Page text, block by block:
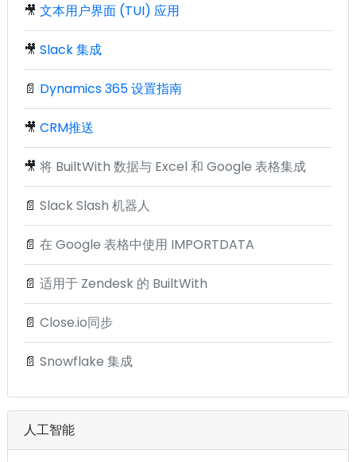
🎥 文本用户界面 (TUI) 应用
🎥 Slack 集成
📄 Dynamics 365 设置指南
🎥 CRM推送
🎥 将 BuiltWith 数据与 Excel 和 Google 表格集成
📄 Slack Slash 机器人
📄 在 Google 表格中使用 IMPORTDATA
📄 适用于 Zendesk 的 BuiltWith
📄 Close.io同步
📄 Snowflake 集成
人工智能